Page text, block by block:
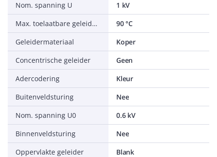
Nom. spanning U
1 kV
Max. toelaatbare geleidertemperatuur
90 °C
Geleidermateriaal
Koper
Concentrische geleider
Geen
Adercodering
Kleur
Buitenveldsturing
Nee
Nom. spanning U0
0.6 kV
Binnenveldsturing
Nee
Oppervlakte geleider
Blank